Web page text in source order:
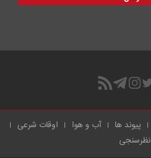
پیوند ها آب و هوا
اوقات شرعی
نظرسنجی